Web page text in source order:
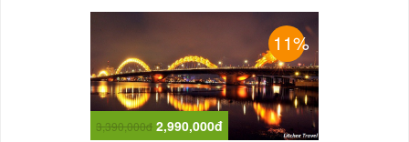
11%
3,390,000đ 2,990,000đ